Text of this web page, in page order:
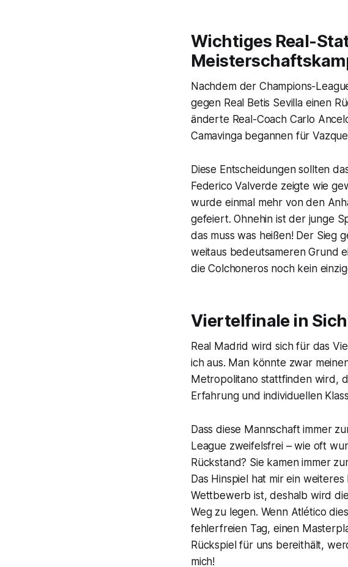
Wichtiges Real-
Nachdem der Champions-
gegen Real Betis Sevilla einen
änderte Real-Coach Carlo
Camavinga begannen für
Diese Entscheidungen sollten
Federico Valverde zeigte wie
wurde einmal mehr von den
gefeiert. Ohnehin ist der junge
das muss was heißen! Der Sieg
weitaus bedeutsameren Grund
die Colchoneros noch kein
Viertelfinale in
Real Madrid wird sich für das
ich aus. Man könnte zwar
Metropolitano stattfinden wird,
Erfahrung und individuellen
Dass diese Mannschaft immer
League zweifelsfrei – wie oft
Rückstand? Sie kamen immer
Das Hinspiel hat mir ein
Wettbewerb ist, deshalb wird
Weg zu legen. Wenn Atlético
fehlerfreien Tag, einen
Rückspiel für uns bereithält,
mich!